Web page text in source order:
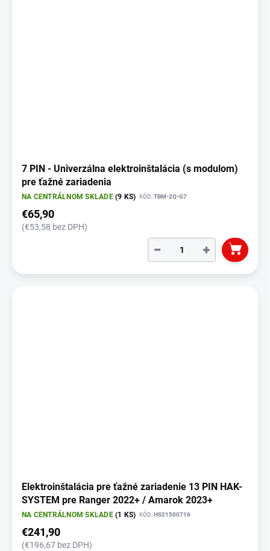
7 PIN - Univerzálna elektroinštalácia (s modulom)
pre ťažné zariadenia
NA CENTRÁLNOM SKLADE(9 KS) KÓD:TBM-2Q-G7
€65,90
(€53,58 bez DPH)
+
−
Elektroinštalácia pre ťažné zariadenie 13 PIN HAK-
SYSTEM pre Ranger 2022+ / Amarok 2023+
NA CENTRÁLNOM SKLADE(1 KS) KÓD:HS21500716
€241,90
(€196,67 bez DPH)